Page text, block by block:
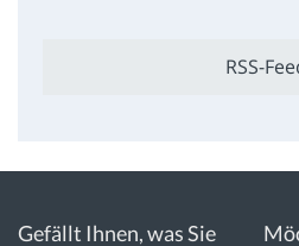
RSS-
Gefällt Ihnen, was Sie